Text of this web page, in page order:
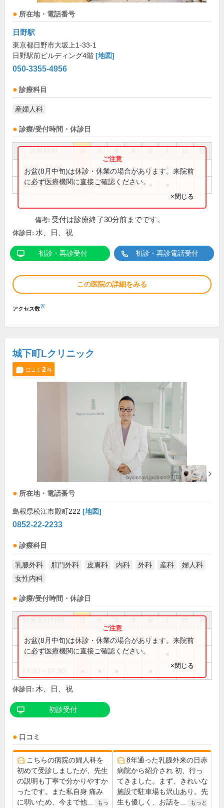
所在地・電話番号
日野駅
東京都日野市大坂上1-33-1
日野駅前ビルディング4階 [地図]
050-3355-4956
診療科目
産婦人科
診療/受付時間・休診日
祝
9:00～13:00 ● ● ● ●
15:00～18:00 ● ● ●
お盆(8月中旬)は休診・休業の場合があります。来院前
に必ず医療機関に直接ご確認ください。
×閉じる
備考: 受付は診療終了30分前までです。
休診日: 水、日、祝
初診・再診受付 初診・再診電話受付
この医院の詳細をみる
アクセス数※
城下町Lクリニック
口コミ 2件
所在地・電話番号
島根県松江市殿町222 [地図]
0852-22-2233
診療科目
乳腺外科 肛門外科 皮膚科 内科 外科 産科
婦人科
女性内科
診療/受付時間・休診日
祝
9:00～12:00 ● ● ● ●
9:00～16:30
お盆(8月中旬)は休診・休業の場合があります。来院前
に必ず医療機関に直接ご確認ください。
×閉じる
休診日: 木、日、祝
初診受付
口コミ
こちらの病院の婦人科を
初めて受診しましたが、先生
の説明も丁寧で分かりやすか
ったです。また私自身 痛み
に弱いため、今まで他...
もっ
8年通った乳腺外来の日赤
病院から紹介され 初、行っ
てきました。まず、きれいな
施設で駐車場も沢山あり。先
生も優しく、お話を...
もっと